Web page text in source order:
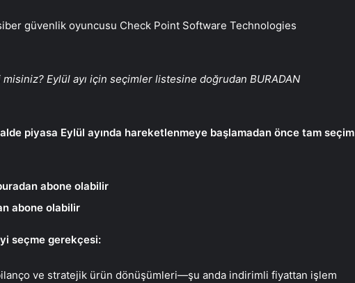
güvenlik oyuncusu Check Point Software Technologies
Eylül ayı için seçimler listesine doğrudan BURADAN
piyasa Eylül ayında hareketlenmeye başlamadan önce tam seçim
abone olabilir
abone olabilir
seçme gerekçesi:
ve stratejik ürün dönüşümleri—şu anda indirimli fiyattan işlem